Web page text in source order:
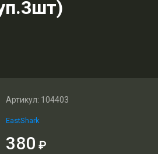
Артикул: 104403
EastShark
380 ₽